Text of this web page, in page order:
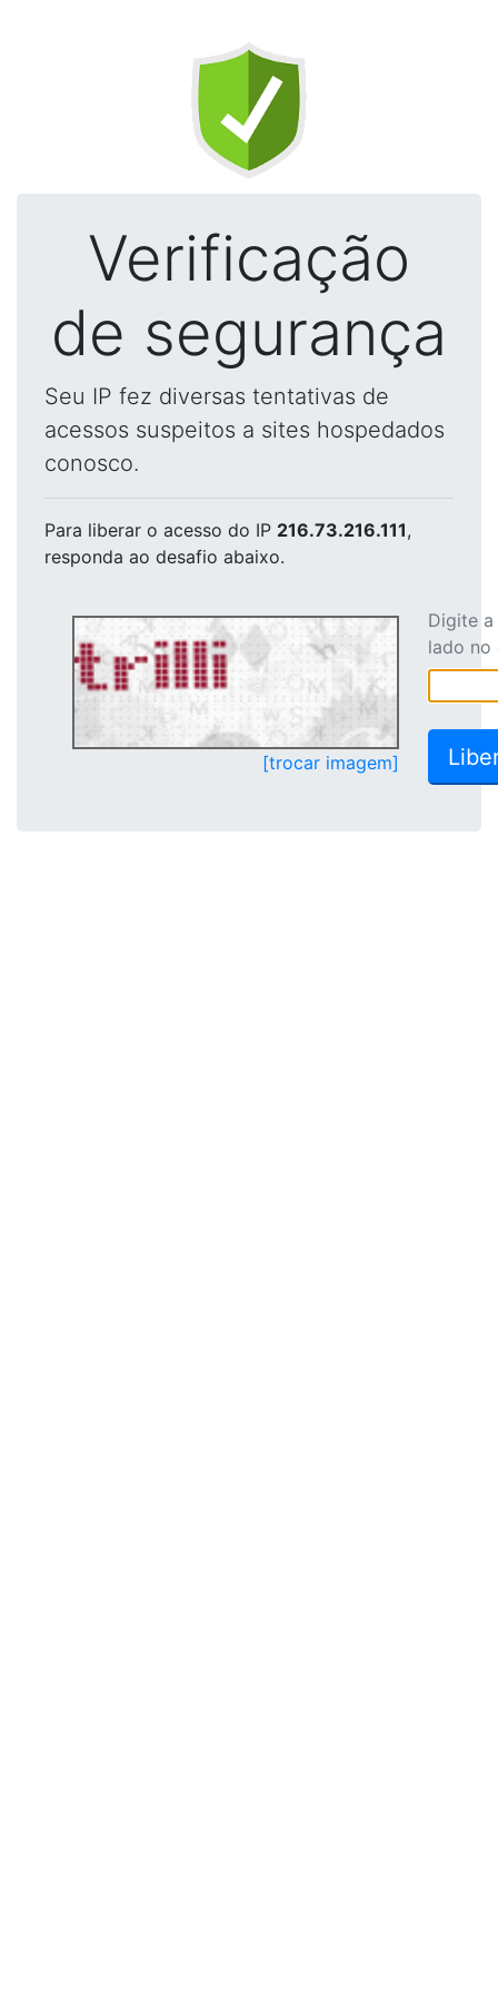
Verificação
de segurança
Seu IP fez diversas tentativas de
acessos suspeitos a sites hospedados
conosco.
Para liberar o acesso do IP 216.73.216.111,
responda ao desafio abaixo.
[trocar imagem]
Digite
lado no